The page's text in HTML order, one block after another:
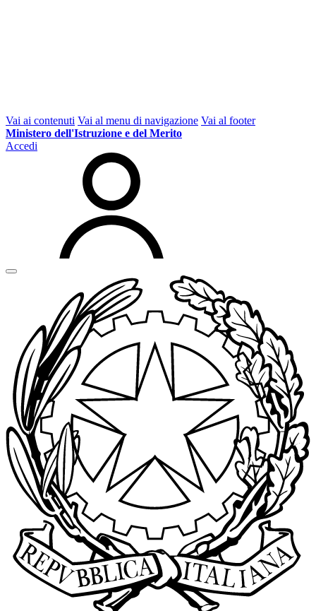
Vai ai contenuti Vai al menu di navigazione Vai al footer
Ministero dell'Istruzione e del Merito
Accedi